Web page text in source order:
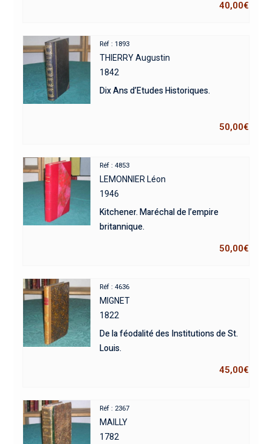
40,00€
Réf : 1893
THIERRY Augustin
1842
Dix Ans d’Etudes Historiques.
50,00€
Réf : 4853
LEMONNIER Léon
1946
Kitchener. Maréchal de l’empire
britannique.
50,00€
Réf : 4636
MIGNET
1822
De la féodalité des Institutions de St.
Louis.
45,00€
Réf : 2367
MAILLY
1782